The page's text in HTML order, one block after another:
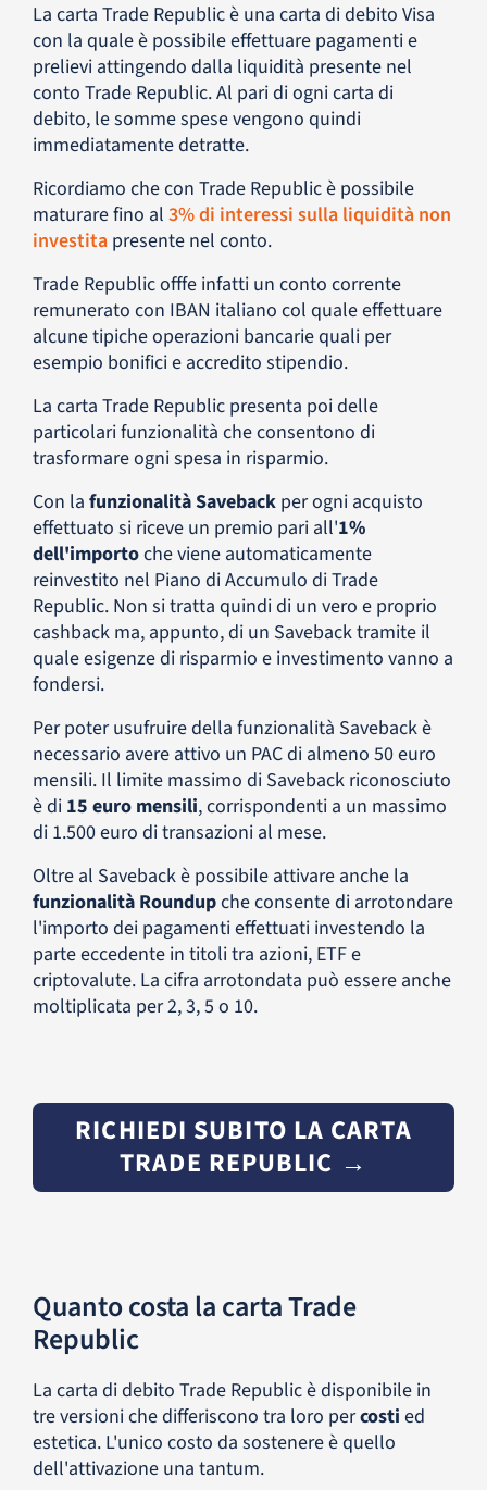
La carta Trade Republic è una carta di debito Visa
con la quale è possibile effettuare pagamenti e
prelievi attingendo dalla liquidità presente nel
conto Trade Republic. Al pari di ogni carta di
debito, le somme spese vengono quindi
immediatamente detratte.
Ricordiamo che con Trade Republic è possibile
maturare fino al 3% di interessi sulla liquidità non
investita presente nel conto.
Trade Republic offfe infatti un conto corrente
remunerato con IBAN italiano col quale effettuare
alcune tipiche operazioni bancarie quali per
esempio bonifici e accredito stipendio.
La carta Trade Republic presenta poi delle
particolari funzionalità che consentono di
trasformare ogni spesa in risparmio.
Con la funzionalità Saveback per ogni acquisto
effettuato si riceve un premio pari all'1%
dell'importoche viene automaticamente
reinvestito nel Piano di Accumulo di Trade
Republic. Non si tratta quindi di un vero e proprio
cashback ma, appunto, di un Saveback tramite il
quale esigenze di risparmio e investimento vanno a
fondersi.
Per poter usufruire della funzionalità Saveback è
necessario avere attivo un PAC di almeno 50 euro
mensili. Il limite massimo di Saveback riconosciuto
è di 15 euro mensili, corrispondenti a un massimo
di 1.500 euro di transazioni al mese.
Oltre al Saveback è possibile attivare anche la
funzionalità Roundupche consente di arrotondare
l'importo dei pagamenti effettuati investendo la
parte eccedente in titoli tra azioni, ETF e
criptovalute. La cifra arrotondata può essere anche
moltiplicata per 2, 3, 5 o 10.
RICHIEDI SUBITO LA CARTA
TRADE REPUBLIC →
Quanto costa la carta Trade
Republic
La carta di debito Trade Republic è disponibile in
tre versioni che differiscono tra loro percosti ed
estetica. L'unico costo da sostenere è quello
dell'attivazione una tantum.